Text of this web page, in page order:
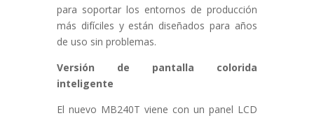
para soportar los entornos de producción
más difíciles y están diseñados para años
de uso sin problemas.
Versión de pantalla colorida
inteligente
El nuevo MB240T viene con un panel LCD